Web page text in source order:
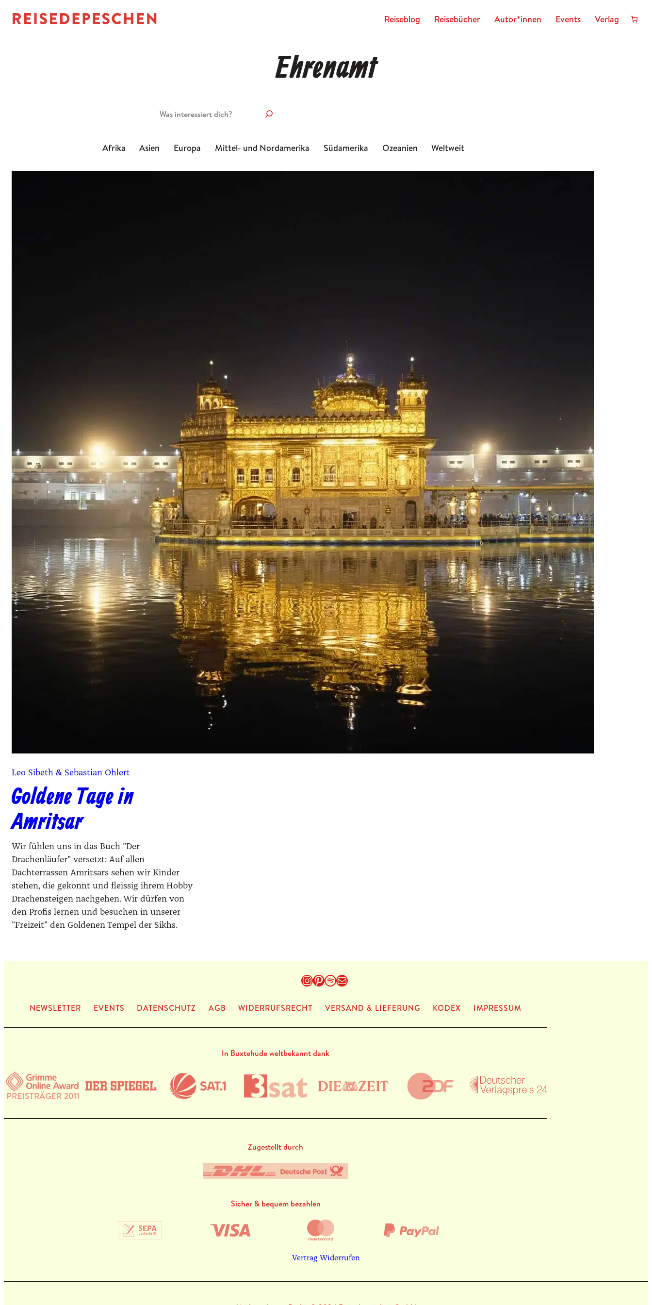
Rei­se­blog Reisebücher Autor*innen Events Verlag
Ehrenamt
Afrika Asien Europa Mittel- und Nordamerika Südamerika Ozeanien Weltweit
Leo Sibeth & Sebastian Ohlert
Goldene Tage in
Amritsar
Wir fühlen uns in das Buch "Der
Drachenläufer" versetzt: Auf allen
Dachterrassen Amritsars sehen wir Kinder
stehen, die gekonnt und fleissig ihrem Hobby
Drachensteigen nachgehen. Wir dürfen von
den Profis lernen und besuchen in unserer
"Freizeit" den Goldenen Tempel der Sikhs.
Instagram
Pinterest
Spotify
E-Mail
NEWS­LET­TER EVENTS DATEN­SCHUTZ AGB WIDERRUFSRECHT VERSAND & LIEFERUNG KODEX IMPRES­SUM
In Buxtehude weltbekannt dank
Zugestellt durch
Sicher & bequem bezahlen
Vertrag Widerrufen